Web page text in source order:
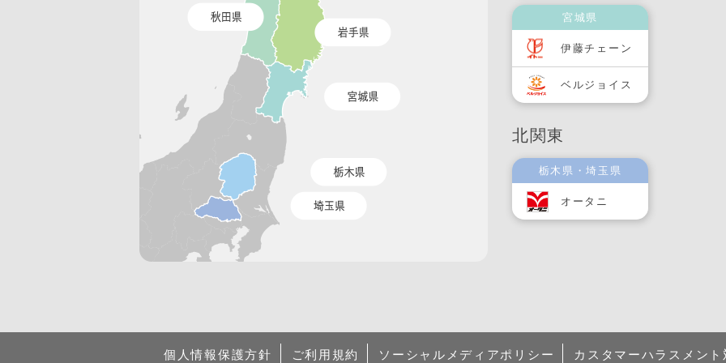
宮城県
伊藤チェーン
ベルジョイス
北関東
栃木県・埼玉県
オータニ
個人情報保護方針 ご利用規約 ソーシャルメディアポリシー カスタマーハラスメン